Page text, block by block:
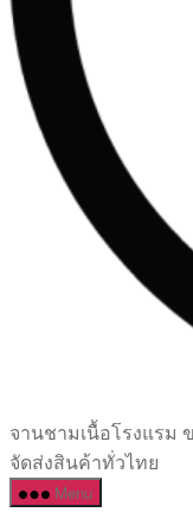
เซรามิค
ครบ
ครัน
จานชามเนื้อโรงแรม
จัดส่งสินค้าทั่วไทย
Menu